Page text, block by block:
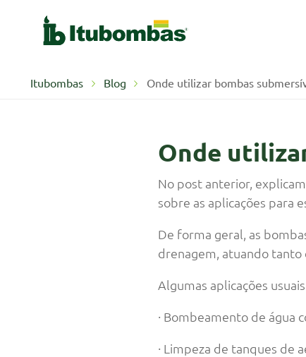
Itubombas Blog Onde utilizar bombas
Onde
No post anterior,
sobre as aplicações para
De forma geral, as
drenagem, atuando tanto
Algumas aplicações
· Bombeamento de água
· Limpeza de tanques de